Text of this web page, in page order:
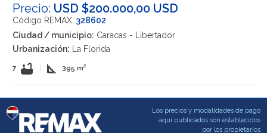
Precio: USD $200.000,00 USD
Código REMAX: 328602
Ciudad / municipio: Caracas - Libertador
Urbanización: La Florida
7 bathtub square_foot 395 m²
Los precios y modalidades de pago
aqui publicados son establecidos
por los propietarios